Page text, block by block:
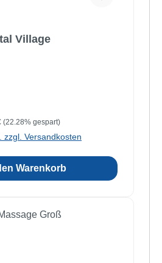
Village
Preis:
(22.28% gespart)
zzgl. Versandkosten
Warenkorb